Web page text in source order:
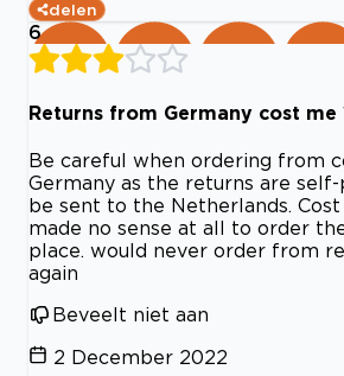
delen
6
Returns from Germany cost me
Be careful when ordering from
Germany as the returns are
be sent to the Netherlands. Cost
made no sense at all to order
place. would never order from
again
Beveelt niet aan
2 December 2022